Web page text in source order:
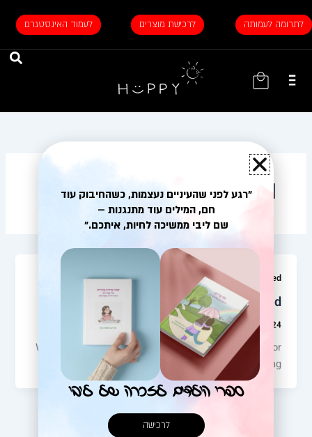
לתוכן
לתרומה לעמותה לרכישת מוצרים לעמוד האינסטגרם
עגלת
Uncategorized
Uncategorized
Hello world!
intorya_admin/06/03/2024
Welcome to WordPress. This is your first post. Edit or
delete it, then start writing!
"רגע לפני שהעיניים נעצמות, כשהחיבוק עוד
חם, המילים עוד מתנגנות –
שם ליבי ממשיכה לחיות, איתכם."
ספרי הילדים לזכרה של ליבי
לרכישה